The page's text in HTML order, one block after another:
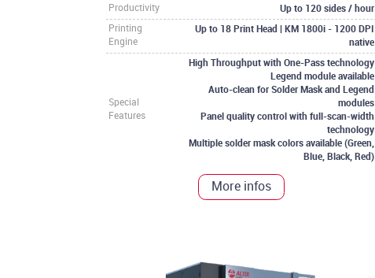
Productivity Up to 120 sides / hour
Printing
Engine
Up to 18 Print Head | KM 1800i - 1200 DPI
native
Special
Features
High Throughput with One-Pass technology
Legend module available
Auto-clean for Solder Mask and Legend
modules
Panel quality control with full-scan-width
technology
Multiple solder mask colors available (Green,
Blue, Black, Red)
More infos